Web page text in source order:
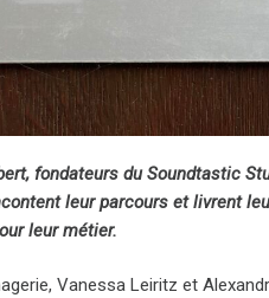
fondateurs du Soundtastic
leur parcours et livrent
leur métier.
Vanessa Leiritz et